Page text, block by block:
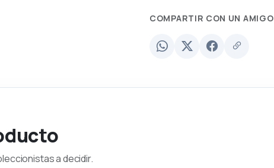
COMPARTIR CON UN AMIGO
a decidir.